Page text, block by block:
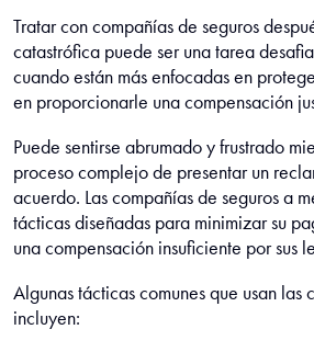
Tratar con compañías de seguros
catastrófica puede ser una tarea
cuando están más enfocadas en
en proporcionarle una compensación
Puede sentirse abrumado y frustrado
proceso complejo de presentar un
acuerdo. Las compañías de seguros a
tácticas diseñadas para minimizar su
una compensación insuficiente por sus
Algunas tácticas comunes que usan las
incluyen: